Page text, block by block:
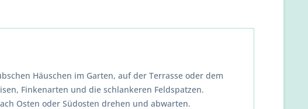
Häuschen im Garten, auf der Terrasse oder dem
Finkenarten und die schlankeren Feldspatzen.
Osten oder Südosten drehen und abwarten.